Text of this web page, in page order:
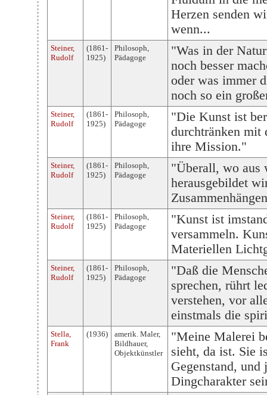
Herzen senden
wenn...
Steiner,
Rudolf
(1861-
1925)
Philosoph,
Pädagoge
"Was in der
noch besser
oder was immer
noch so ein
Steiner,
Rudolf
(1861-
1925)
Philosoph,
Pädagoge
"Die Kunst ist
durchtränken mit
ihre Mission."
Steiner,
Rudolf
(1861-
1925)
Philosoph,
Pädagoge
"Überall, wo aus
herausgebildet
Steiner,
Rudolf
(1861-
1925)
Philosoph,
Pädagoge
"Kunst ist
versammeln.
Materiellen
Steiner,
Rudolf
(1861-
1925)
Philosoph,
Pädagoge
"Daß die
sprechen, rührt
verstehen, vor
einstmals die
Stella,
Frank
(1936)
amerik. Maler,
Bildhauer,
Objektkünstler
"Meine Malerei
sieht, da ist. Sie
Gegenstand,
Dingcharakter